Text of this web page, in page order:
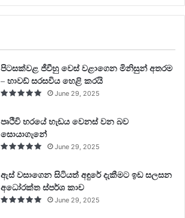
පිටසක්වළ ජීවීහු වෙස් වළාගෙන මිනිසුන් අතරම
– හාවඩ් සරසවිය හෙළි කරයි
June 29, 2025
පෘථිවි හරයේ හැඩය වෙනස් වන බව
සොයාගැනේ
June 29, 2025
ඇස් වසාගෙන සිටියත් අඳුරේ දැකීමට ඉඩ සලසන
අධෝරක්ත ස්පර්ශ කාච
June 29, 2025